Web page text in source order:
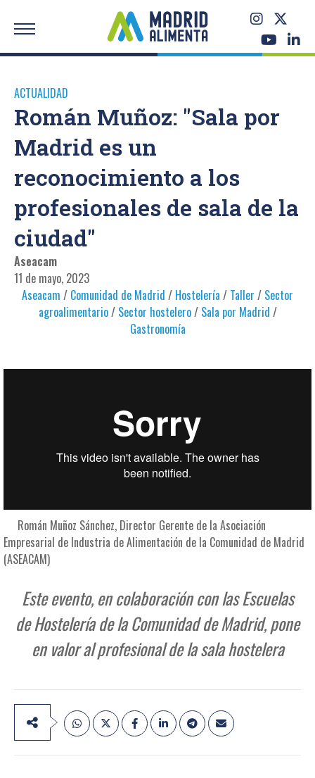
ACTUALIDAD
Román Muñoz: "Sala por
Madrid es un
reconocimiento a los
profesionales de sala de la
ciudad"
Aseacam
11 de mayo, 2023
Aseacam / Comunidad de Madrid / Hostelería / Taller / Sector
agroalimentario/ Sector hostelero/ Sala por Madrid /
Gastronomía
Román Muñoz Sánchez, Director Gerente de la Asociación
Empresarial de Industria de Alimentación de la Comunidad de Madrid
(ASEACAM)
Este evento, en colaboración con las Escuelas
de Hostelería de la Comunidad de Madrid, pone
en valor al profesional de la sala hostelera